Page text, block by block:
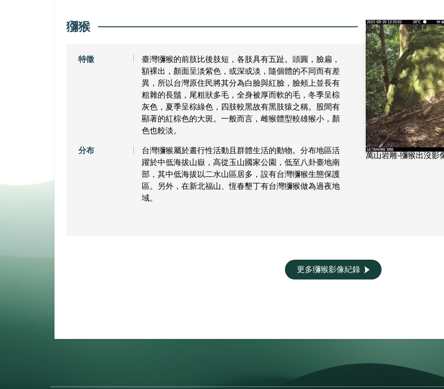
獼猴
特徵
臺灣獼猴的前肢比後肢短，各肢具有五趾。頭圓，臉扁，
額裸出，顏面呈淡紫色，或深或淡，隨個體的不同而有差
異，所以台灣原住民將其分為白臉與紅臉，臉頰上並長有
粗雜的長鬚，尾粗狀多毛，全身被厚而軟的毛，冬季呈棕
灰色，夏季呈棕綠色，四肢較黑故有黑肢猿之稱。股間有
顯著的紅棕色的大斑。一般而言，雌猴體型較雄猴小，顏
色也較淡。
分布
台灣獼猴屬於晝行性活動且群體生活的動物。分布地區活
躍於中低海拔山嶽，高從玉山國家公園，低至八卦臺地南
部，其中低海拔以二水山區居多，設有台灣獼猴生態保護
區。另外，在新北福山、恆春墾丁有台灣獼猴做為過夜地
域。
萬山岩雕-獼猴出沒影
更多獼猴影像紀錄